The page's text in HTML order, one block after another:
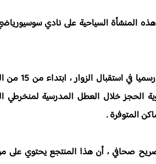
المنشأة السياحية على نادي
ويرتقب
الحجز خلال العطل المدرسية لمنخرطي
المتوفرة .
صحافي ، أن هذا المنتجع يحتوي على